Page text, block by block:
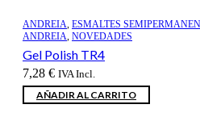
ANDREIA, ESMALTES
ANDREIA, NOVEDADES
Gel Polish TR4
7,28 € IVA Incl.
AÑADIR AL CARRITO